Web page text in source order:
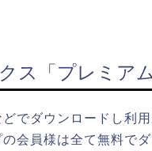
ス「プレミア
でダウンロードし利
の会員様は全て無料で